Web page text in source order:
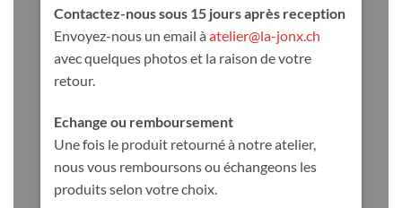
Contactez-nous sous 15 jours après reception
Envoyez-nous un email à atelier@la-jonx.ch
avec quelques photos et la raison de votre
retour.
Echange ou remboursement
Une fois le produit retourné à notre atelier,
nous vous remboursons ou échangeons les
produits selon votre choix.